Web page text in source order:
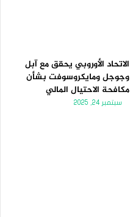
الاتحاد الأوروبي يحقق مع آبل
وجوجل ومايكروسوفت بشأن
مكافحة الاحتيال المالي
سبتمبر 24, 2025